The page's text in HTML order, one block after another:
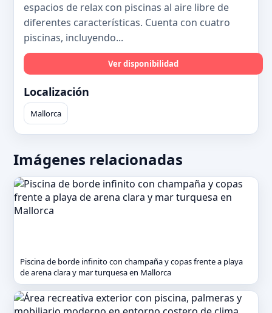
espacios de relax con piscinas al aire libre de
diferentes características. Cuenta con cuatro
piscinas, incluyendo...
Ver disponibilidad
Localización
Mallorca
Imágenes relacionadas
Piscina de borde infinito con champaña y copas frente a playa
de arena clara y mar turquesa en Mallorca